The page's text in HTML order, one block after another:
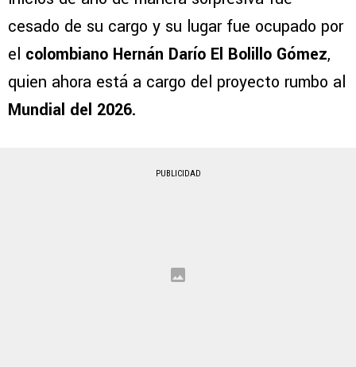
cesado de su cargo y su lugar fue ocupado por
el colombiano Hernán Darío El Bolillo Gómez,
quien ahora está a cargo del proyecto rumbo al
Mundial del 2026.
PUBLICIDAD